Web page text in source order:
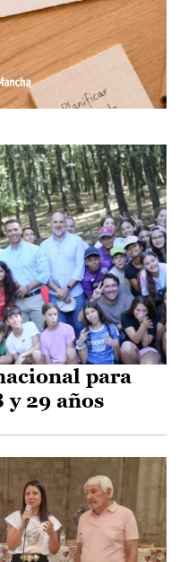
para
y 29 años